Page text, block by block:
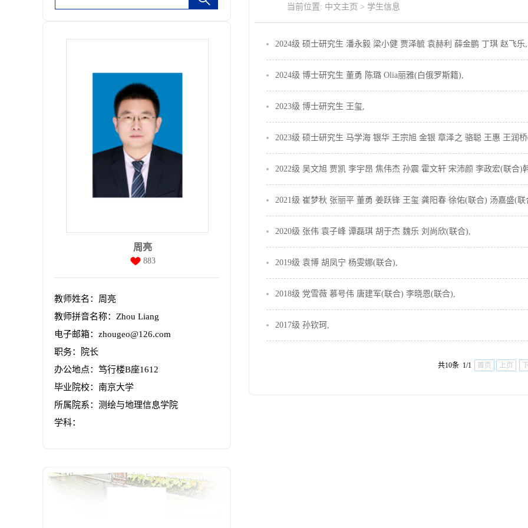
周亮
883
教师姓名：周亮
教师拼音名称：Zhou Liang
电子邮箱： zhougeo@126.com
职务：院长
办公地点：笃行楼B座1612
毕业院校：南京大学
所属院系：测绘与地理信息学院
学科：
当前位置: 中文主页 > 学生信息
2024级 硕士研究生 潘永毅 梁小健 贾泽毓 袁赫利 薛金鹏 丁琪 赵飞乐,
2024级 博士研究生 董勇 陈璐 Olia丽雅(白俄罗斯籍),
2023级 博士研究生 王玺,
2023级 硕士研究生 马学海 银华 王宗旭 金银 章泽之 骆聪 王惠 王润
2022级 吴文旭 贾凯 李宇昂 焦伟杰 孙震 霍文轩 宋沛颜 李政宏(联合)
2021级 崔梦秋 张丽平 董勇 姜跃锋 王玺 龚阳春 徐佑(联合) 汤嘉盛(联
2020级 张伟 袁子峰 谭磊琪 胡于杰 魏乐 刘尚欣(联合),
2019级 袁博 胡凤宁 杨雯娜(联合),
2018级 党雪薇 慕号伟 唐建军(联合) 李晓恩(联合),
2017级 孙钦珂,
共10条 1/1 首页 上页